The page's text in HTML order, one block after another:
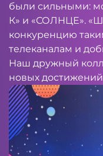
были сильными:
К» и «СОЛНЦЕ».
конкуренцию
телеканалам и
Наш дружный
новых